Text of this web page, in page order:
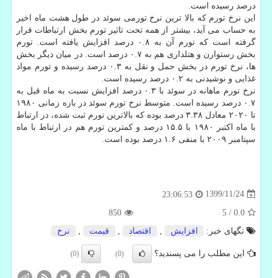
درصد رسیده است.
این نرخ تورم که بالا ترین نرخ تورمی سوئد در طول هشت ماه اخیر
به حساب می آید، بیشتر از همه تحت تاثیر تورم بخش ارتباطات قرار
گرفته است که تورم آن به ۰.۸ درصد افزایش یافته است. تورم
بخش رستوارن و هتلداری هم به ۰.۷ درصد است. در میان دیگر بخش
ها، نرخ تورم در بخش حمل و نقل به ۰.۳ درصد رسیده و تورم مواد
غذایی و نوشیدنی به ۰.۲ درصد رسیده است.
نرخ تورم ماهانه در سوئد با ۰.۳ درصد افزایش نسبت به ماه قبل به
۰.۷ درصد رسیده است. متوسط نرخ تورم سوئد در بازه زمانی ۱۹۸۰
تا ۲۰۲۰ معادل ۳.۳۸ درصد بوده که بالاترین تورم ثبت شده، در ارتباط
با ماه اکتبر ۱۹۸۰ با ۱۵.۵ درصد و کمترین تورم هم در ارتباط با ماه
سپتامبر ۲۰۰۹ با منفی ۱.۶ درصد بوده است.
1399/11/24
23:06:53
0.0
/
5
850
تگهای خبر:
افزایش اقتصاد قیمت نرخ
این مطلب را می پسندید؟ (0)
(0)